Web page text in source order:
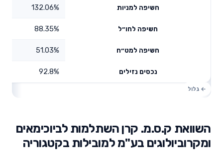
חשיפה למניות 132.06%
חשיפה לחו״ל 88.35%
חשיפה למט״ח 51.03%
נכסים נזילים 92.8%
השוואת ק.ס.מ. קרן השתלמות לביוכימאים
ומקרוביולוגים בע"מ למובילות בקטגוריה